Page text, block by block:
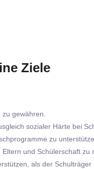
Ziele
gewähren.
sozialer Härte bei
zu
und Schülerschaft zu
als der